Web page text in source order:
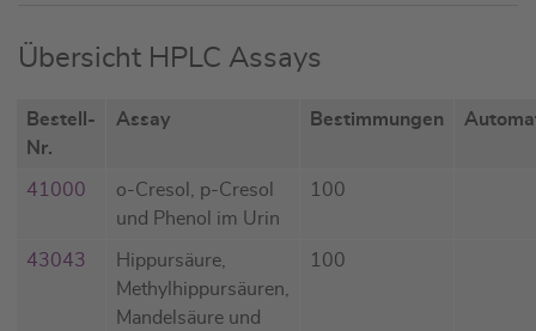
Übersicht HPLC Assays
Bestell-
Nr.
Assay Bestimmungen
41000
o-Cresol, p-Cresol
und Phenol im Urin
100
43043
Hippursäure,
Methylhippursäuren,
Mandelsäure und
100